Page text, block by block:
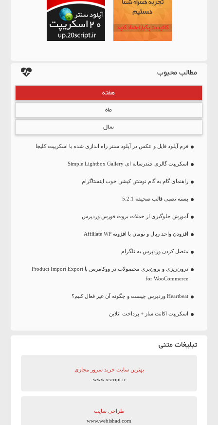
مطالب محبوب
هفته
ماه
سال
فرم آپلود فایل و عکس در آپلود سنتر راه اندازی شده با اسکریپت کلیجا
اسکریپت گالری چندرسانه ای Simple Lightbox Gallery
راهنمای گام به گام نوشتن کپشن خوب اینستاگرام
بسته نصبی قالب صحیفه 5.2.1
آموزش جلوگیری از حملات بروت فورس وردپرس
افزودن واحد ریال و تومان با افزونه Affiliate WP
متصل کردن وردپرس به تلگرام
درون‌ریزی و برون‌بری محصولات در ووکامرس با Product Import Export
for WooCommerce
Heartbeat وردپرس چیست و چگونه آن غیر فعال کنیم؟
اسکریپت اکانت ساز + پرداخت انلاین
تبلیغات متنی
بهترین سایت‌ خرید سرور مجازی
www.xscript.ir
طراحی سایت
www.webishad.com